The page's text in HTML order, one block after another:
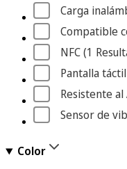
Carga
Compatible
NFC (1
Pantalla táctil
Resistente al
Sensor de
Color